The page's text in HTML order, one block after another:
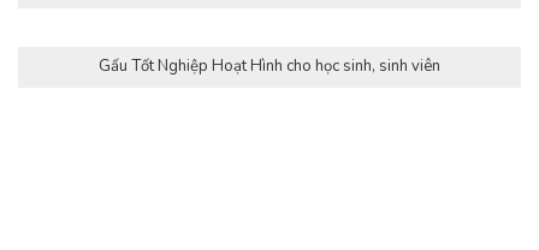
Gấu Tốt Nghiệp Hoạt Hình cho học sinh, sinh viên